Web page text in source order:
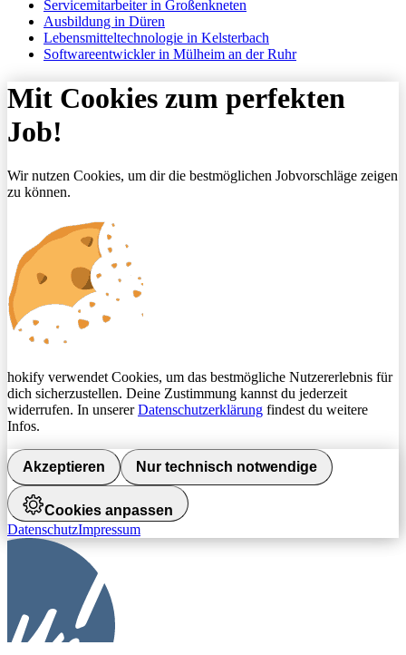
Servicemitarbeiter in Großenkneten
Ausbildung in Düren
Lebensmitteltechnologie in Kelsterbach
Softwareentwickler in Mülheim an der Ruhr
Mit Cookies zum perfekten
Job!
Wir nutzen Cookies, um dir die bestmöglichen Jobvorschläge zeigen
zu können.
hokify verwendet Cookies, um das bestmögliche Nutzererlebnis für
dich sicherzustellen. Deine Zustimmung kannst du jederzeit
widerrufen. In unsererDatenschutzerklärung findest du weitere
Infos.
Akzeptieren Nur technisch notwendige
Cookies anpassen
DatenschutzImpressum